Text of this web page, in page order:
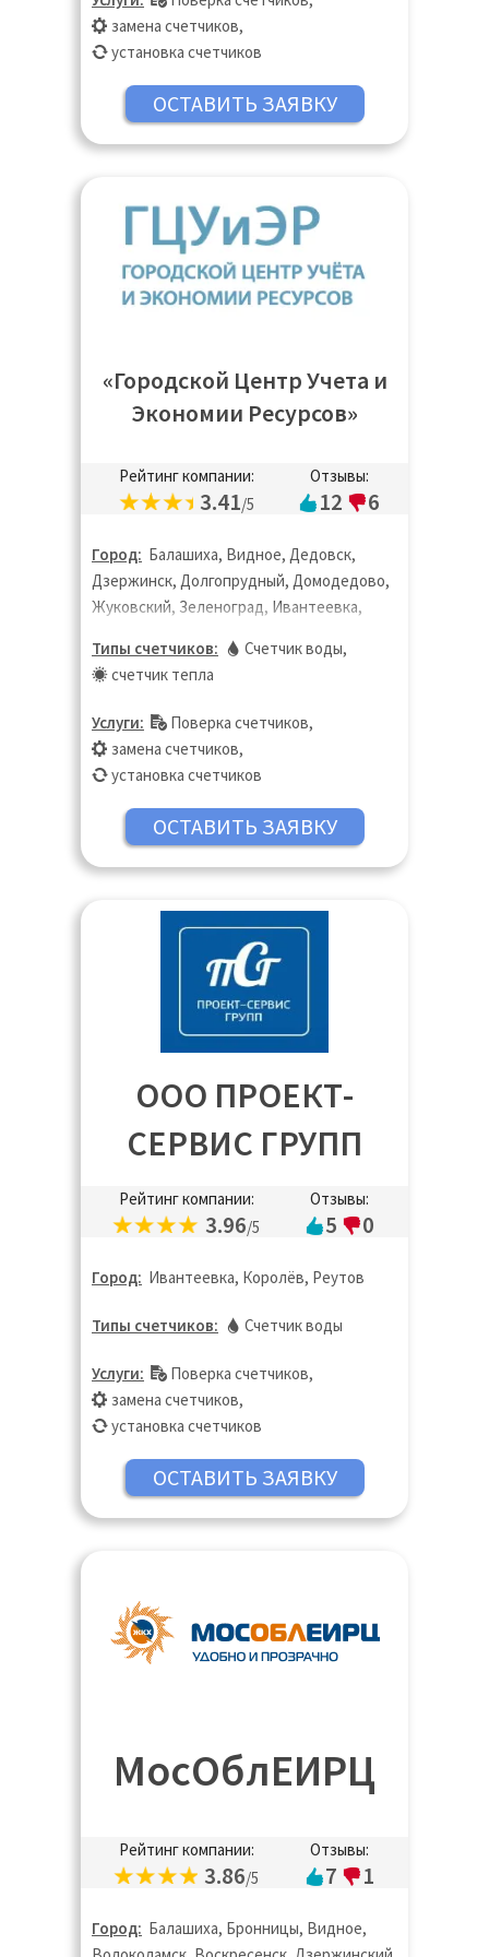
замена счетчиков,
установка счетчиков
«Городской Центр Учета и
Экономии Ресурсов»
Рейтинг компании:
3.41/5
Отзывы:
12 6
Город: Балашиха, Видное, Дедовск,
Дзержинск, Долгопрудный, Домодедово,
Жуковский, Зеленоград, Ивантеевка,
Лобня, Лыткарино, Люберцы, Москва,
Московская область, Мытищи, Одинцово,
Подольск, Пушкино, Раменское, Реутов,
Санкт-Петербург, Старая Купавна, Химки,
Щёлково, Щербинка, Электроугли,
Юбилейный
Типы счетчиков: Счетчик воды,
счетчик тепла
Услуги: Поверка счетчиков,
замена счетчиков,
установка счетчиков
ООО ПРОЕКТ-
СЕРВИС ГРУПП
Рейтинг компании:
3.96/5
Отзывы:
5 0
Город: Ивантеевка, Королёв, Реутов
Типы счетчиков: Счетчик воды
Услуги: Поверка счетчиков,
замена счетчиков,
установка счетчиков
МосОблЕИРЦ
Рейтинг компании:
3.86/5
Отзывы:
7 1
Город: Балашиха, Бронницы, Видное,